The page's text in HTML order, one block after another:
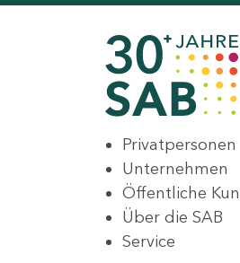
Privatpersonen
Unternehmen
Öffentliche
Über die SAB
Service